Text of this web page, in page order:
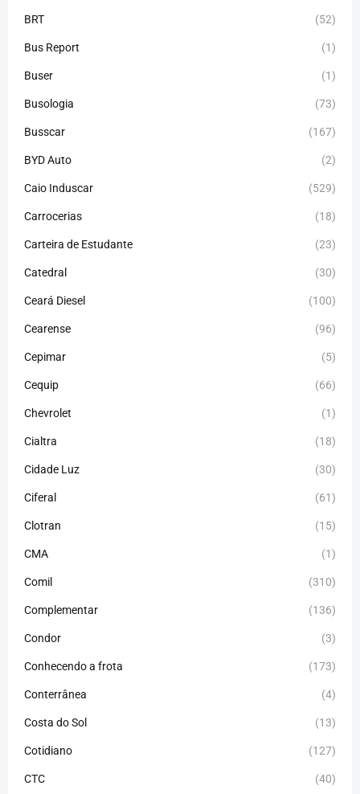
BRT (52)
Bus Report (1)
Buser (1)
Busologia (73)
Busscar (167)
BYD Auto (2)
Caio Induscar (529)
Carrocerias (18)
Carteira de Estudante (23)
Catedral (30)
Ceará Diesel (100)
Cearense (96)
Cepimar (5)
Cequip (66)
Chevrolet (1)
Cialtra (18)
Cidade Luz (30)
Ciferal (61)
Clotran (15)
CMA (1)
Comil (310)
Complementar (136)
Condor (3)
Conhecendo a frota (173)
Conterrânea (4)
Costa do Sol (13)
Cotidiano (127)
CTC (40)